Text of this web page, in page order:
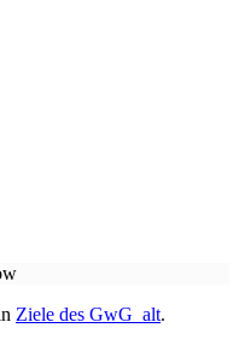
Ziele des GwG_alt.